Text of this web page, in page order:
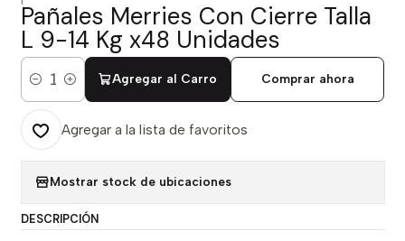
Pañales Merries Con Cierre Talla
L 9-14 Kg x48 Unidades
Cantidad
Agregar al Carro Comprar ahora
Agregar a la lista de favoritos
Mostrar stock de ubicaciones
DESCRIPCIÓN